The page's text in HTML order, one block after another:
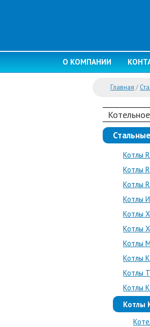
О КОМПАНИИ
Главная /
Котлы
Котлы
Котлы
Котлы
Котлы
Котлы
Котлы
Котлы
Котлы
Котлы
Котлы